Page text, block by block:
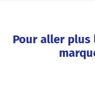
Pour aller